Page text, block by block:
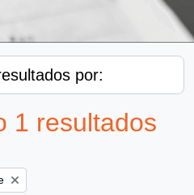
por:
1 resultados
filter: